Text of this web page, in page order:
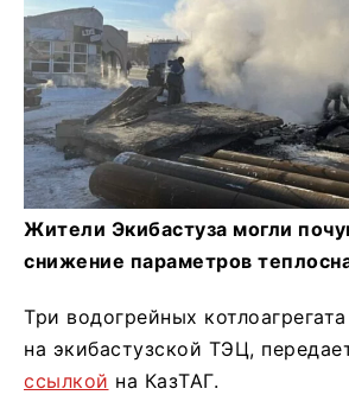
Жители Экибастуза могли
снижение параметров
Три водогрейных
на экибастузской ТЭЦ,
ссылкой на КазТАГ.